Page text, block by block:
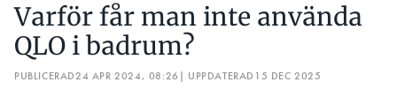
Varför får man inte använda
QLO i badrum?
PUBLICERAD24 APR 2024, 08:26 | UPPDATERAD 15 DEC 2025